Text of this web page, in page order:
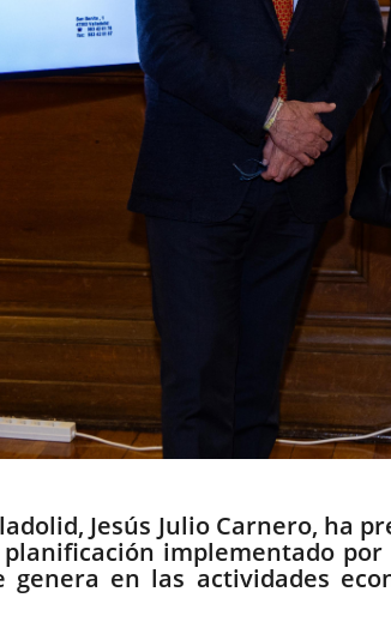
Jesús Julio Carnero, ha
implementado
genera en las actividades